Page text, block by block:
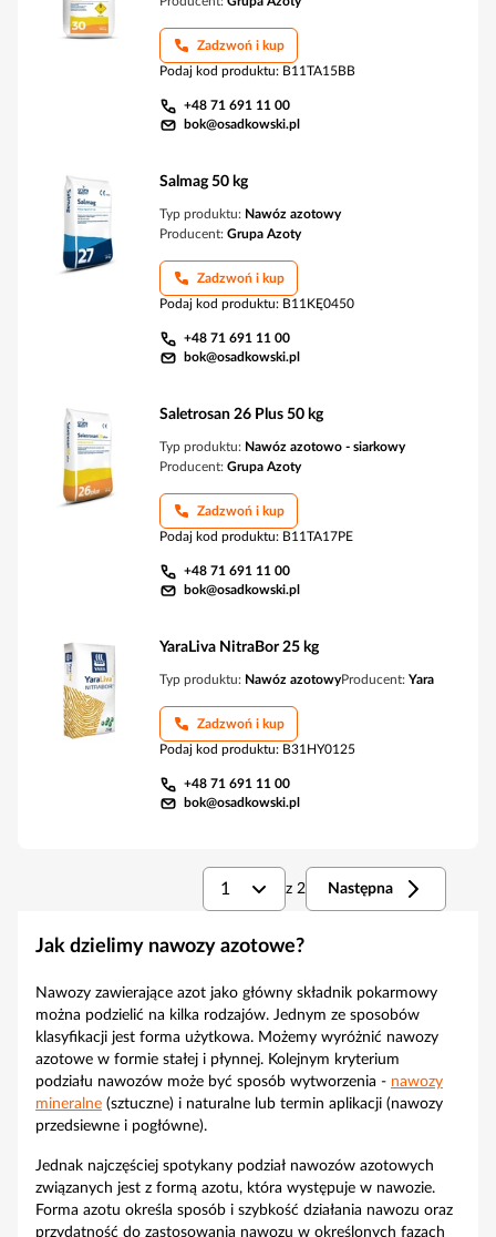
Zadzwoń i kup
Podaj kod produktu: B11TA15BB
+48 71 691 11 00
bok@osadkowski.pl
Salmag 50 kg
Typ produktu: Nawóz azotowy
Producent: Grupa Azoty
Zadzwoń i kup
Podaj kod produktu: B11KĘ0450
+48 71 691 11 00
bok@osadkowski.pl
Saletrosan 26 Plus 50 kg
Typ produktu: Nawóz azotowo - siarkowy
Producent: Grupa Azoty
Zadzwoń i kup
Podaj kod produktu: B11TA17PE
+48 71 691 11 00
bok@osadkowski.pl
YaraLiva NitraBor 25 kg
Typ produktu: Nawóz azotowyProducent: Yara
Zadzwoń i kup
Podaj kod produktu: B31HY0125
+48 71 691 11 00
bok@osadkowski.pl
1 z 2 Następna
Jak dzielimy nawozy azotowe?
Nawozy zawierające azot jako główny składnik pokarmowy
można podzielić na kilka rodzajów. Jednym ze sposobów
klasyfikacji jest forma użytkowa. Możemy wyróżnić nawozy
azotowe w formie stałej i płynnej. Kolejnym kryterium
podziału nawozów może być sposób wytworzenia - nawozy
mineralne (sztuczne) i naturalne lub termin aplikacji (nawozy
przedsiewne i pogłówne).
Jednak najczęściej spotykany podział nawozów azotowych
związanych jest z formą azotu, która występuje w nawozie.
Forma azotu określa sposób i szybkość działania nawozu oraz
przydatność do zastosowania nawozu w określonych fazach